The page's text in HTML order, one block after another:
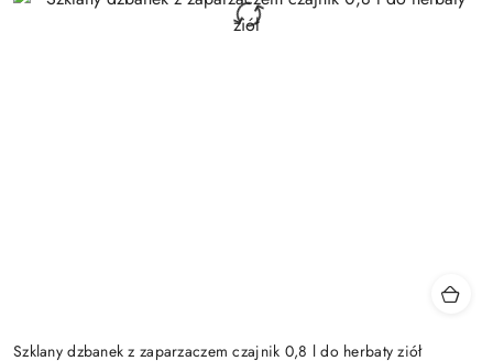
Szklany dzbanek z zaparzaczem czajnik 0,8 l do herbaty ziół